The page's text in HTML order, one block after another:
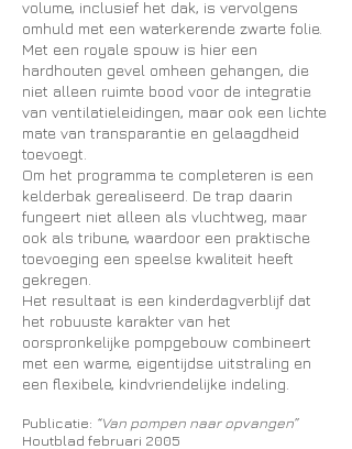
volume, inclusief het dak, is vervolgens
omhuld met een waterkerende zwarte folie.
Met een royale spouw is hier een
hardhouten gevel omheen gehangen, die
niet alleen ruimte bood voor de integratie
van ventilatieleidingen, maar ook een lichte
mate van transparantie en gelaagdheid
toevoegt.
Om het programma te completeren is een
kelderbak gerealiseerd. De trap daarin
fungeert niet alleen als vluchtweg, maar
ook als tribune, waardoor een praktische
toevoeging een speelse kwaliteit heeft
gekregen.
Het resultaat is een kinderdagverblijf dat
het robuuste karakter van het
oorspronkelijke pompgebouw combineert
met een warme, eigentijdse uitstraling en
een flexibele, kindvriendelijke indeling.
Publicatie: “Van pompen naar opvangen”
Houtblad februari 2005